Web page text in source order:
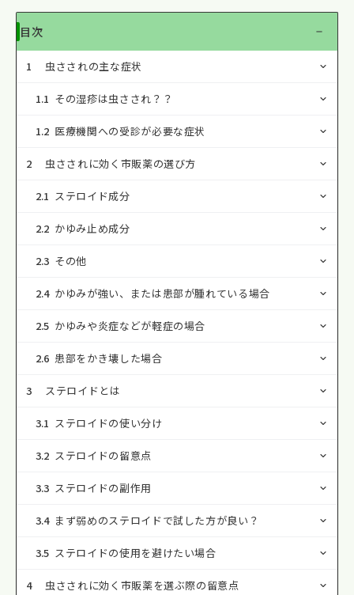
目次
1 虫さされの主な症状
1.1 その湿疹は虫さされ？？
1.2 医療機関への受診が必要な症状
2 虫さされに効く市販薬の選び方
2.1 ステロイド成分
2.2 かゆみ止め成分
2.3 その他
2.4 かゆみが強い、または患部が腫れている場合
2.5 かゆみや炎症などが軽症の場合
2.6 患部をかき壊した場合
3 ステロイドとは
3.1 ステロイドの使い分け
3.2 ステロイドの留意点
3.3 ステロイドの副作用
3.4 まず弱めのステロイドで試した方が良い？
3.5 ステロイドの使用を避けたい場合
4 虫さされに効く市販薬を選ぶ際の留意点